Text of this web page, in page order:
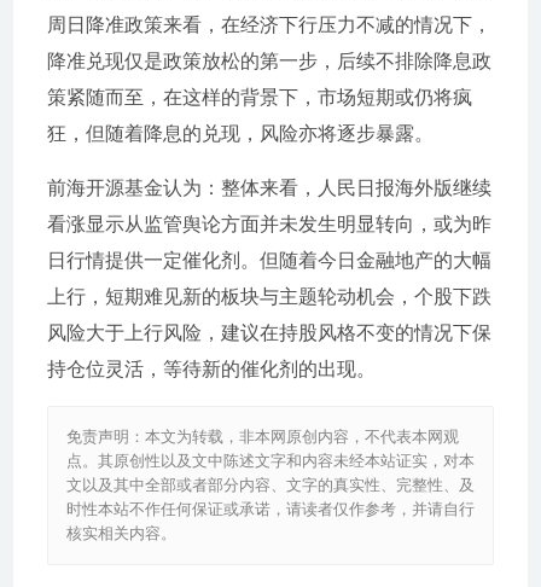
周日降准政策来看，在经济下行压力不减的情况下，
降准兑现仅是政策放松的第一步，后续不排除降息政
策紧随而至，在这样的背景下，市场短期或仍将疯
狂，但随着降息的兑现，风险亦将逐步暴露。
前海开源基金认为：整体来看，人民日报海外版继续
看涨显示从监管舆论方面并未发生明显转向，或为昨
日行情提供一定催化剂。但随着今日金融地产的大幅
上行，短期难见新的板块与主题轮动机会，个股下跌
风险大于上行风险，建议在持股风格不变的情况下保
持仓位灵活，等待新的催化剂的出现。
免责声明：本文为转载，非本网原创内容，不代表本网观
点。其原创性以及文中陈述文字和内容未经本站证实，对本
文以及其中全部或者部分内容、文字的真实性、完整性、及
时性本站不作任何保证或承诺，请读者仅作参考，并请自行
核实相关内容。